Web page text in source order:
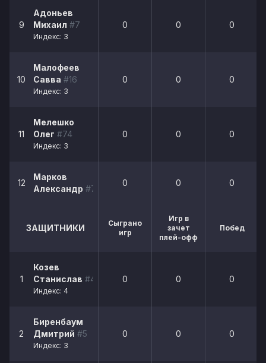
9
Адоньев
Михаил #7
Индекс: 3
0 0 0
10
Малофеев
Савва #16
Индекс: 3
0 0 0
11
Мелешко
Олег #74
Индекс: 3
0 0 0
12
Марков
Александр #77
0 0 0
ЗАЩИТНИКИ
Сыграно
игр
Игр в
зачет
плей-офф
Побед
1
Козев
Станислав #44
Индекс: 4
0 0 0
2
Биренбаум
Дмитрий #5
Индекс: 3
0 0 0